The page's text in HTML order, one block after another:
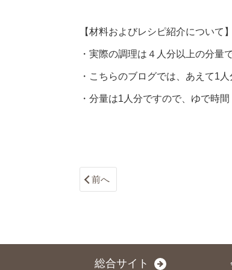
【材料およびレシピ紹介について】
・実際の調理は４人分以上の分量
・こちらのブログでは、あえて1
・分量は1人分ですので、ゆで時
前へ
総合サイト